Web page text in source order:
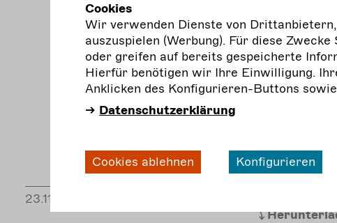
23.11.2018
Cookies
Wir verwenden Dienste von
auszuspielen (Werbung). Für diese
oder greifen auf bereits gespeicherte
Hierfür benötigen wir Ihre Einwilligung.
Anklicken des Konfigurieren-Buttons
Datenschutzerklärung
Cookies ablehnen Konfigurieren